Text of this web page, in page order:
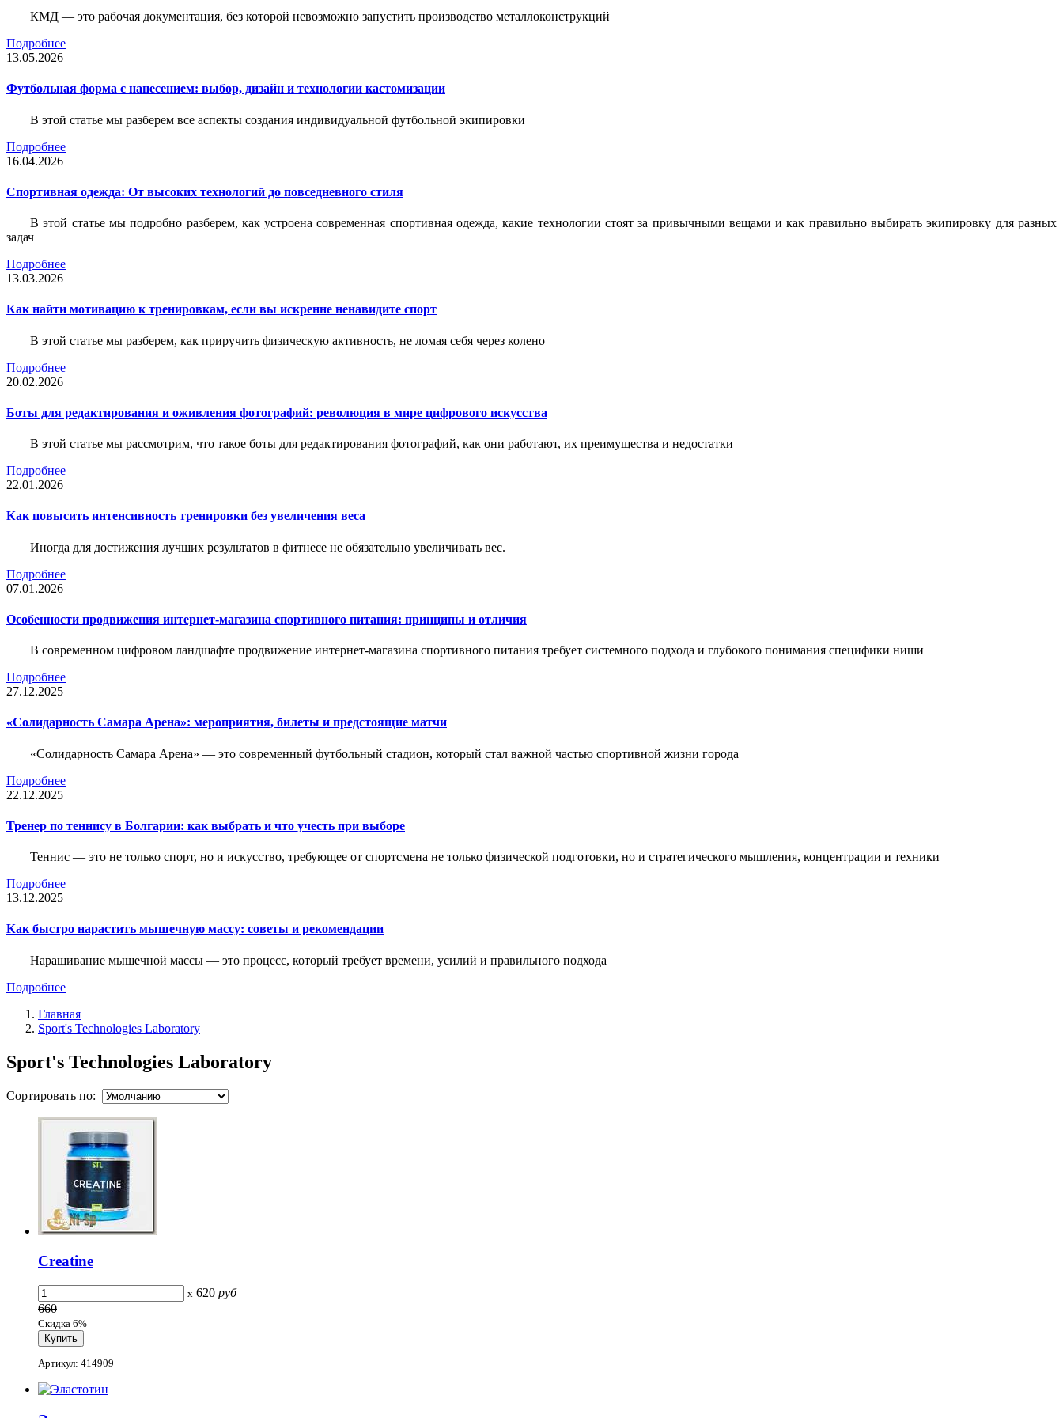
КМД — это рабочая документация, без которой невозможно запустить производство металлоконструкций
Подробнее
13.05.2026
Футбольная форма с нанесением: выбор, дизайн и технологии кастомизации
В этой статье мы разберем все аспекты создания индивидуальной футбольной экипировки
Подробнее
16.04.2026
Спортивная одежда: От высоких технологий до повседневного стиля
В этой статье мы подробно разберем, как устроена современная спортивная одежда, какие технологии стоят за привычными вещами и как правильно выбирать экипировку для разных
задач
Подробнее
13.03.2026
Как найти мотивацию к тренировкам, если вы искренне ненавидите спорт
В этой статье мы разберем, как приручить физическую активность, не ломая себя через колено
Подробнее
20.02.2026
Боты для редактирования и оживления фотографий: революция в мире цифрового искусства
В этой статье мы рассмотрим, что такое боты для редактирования фотографий, как они работают, их преимущества и недостатки
Подробнее
22.01.2026
Как повысить интенсивность тренировки без увеличения веса
Иногда для достижения лучших результатов в фитнесе не обязательно увеличивать вес.
Подробнее
07.01.2026
Особенности продвижения интернет-магазина спортивного питания: принципы и отличия
В современном цифровом ландшафте продвижение интернет-магазина спортивного питания требует системного подхода и глубокого понимания специфики ниши
Подробнее
27.12.2025
«Солидарность Самара Арена»: мероприятия, билеты и предстоящие матчи
«Солидарность Самара Арена» — это современный футбольный стадион, который стал важной частью спортивной жизни города
Подробнее
22.12.2025
Тренер по теннису в Болгарии: как выбрать и что учесть при выборе
Теннис — это не только спорт, но и искусство, требующее от спортсмена не только физической подготовки, но и стратегического мышления, концентрации и техники
Подробнее
13.12.2025
Как быстро нарастить мышечную массу: советы и рекомендации
Наращивание мышечной массы — это процесс, который требует времени, усилий и правильного подхода
Подробнее
Главная
Sport's Technologies Laboratory
Sport's Technologies Laboratory
Сортировать по:
Creatine
x 620 руб
660
Скидка 6%
Артикул: 414909